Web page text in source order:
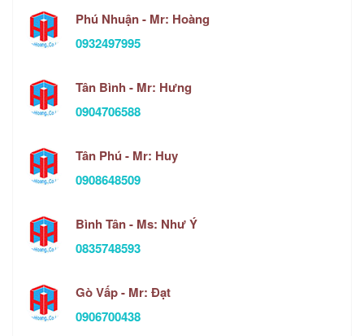
Phú Nhuận - Mr: Hoàng
0932497995
Tân Bình - Mr: Hưng
0904706588
Tân Phú - Mr: Huy
0908648509
Bình Tân - Ms: Như Ý
0835748593
Gò Vấp - Mr: Đạt
0906700438